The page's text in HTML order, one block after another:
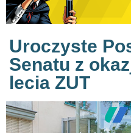
Uroczyste
Senatu z
lecia ZUT